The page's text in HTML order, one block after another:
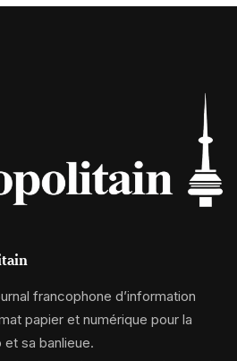
francophone d’information
papier et numérique pour la
sa banlieue.